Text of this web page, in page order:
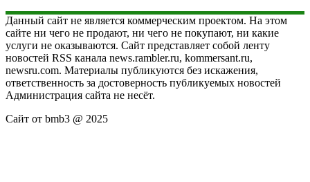
Данный сайт не является коммерческим проектом. На этом
сайте ни чего не продают, ни чего не покупают, ни какие
услуги не оказываются. Сайт представляет собой ленту
новостей RSS канала news.rambler.ru, kommersant.ru,
newsru.com. Материалы публикуются без искажения,
ответственность за достоверность публикуемых новостей
Администрация сайта не несёт.
Сайт от bmb3 @ 2025